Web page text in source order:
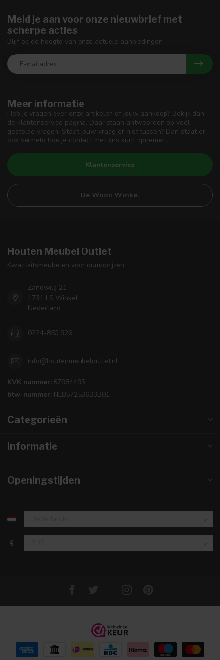
Meer informatie
Heb je vragen over onze artikelen of jouw aankoop? Bekijk dan
de klantenservice pagina. Daar staan antwoorden op veel
gestelde vragen. Staat jouw vraag er niet tussen? Dan staat er
ook vermeld hoe je contact met ons kunt opnemen.
Klantenservice
De Woon Winkel
Meld je aan voor onze nieuwbrief met
scherpe acties
Blijf op de hoogte van onze actuele aanbiedingen
Houten Meubel Outlet
Kwaliteitsmeubelen voor dumpprijzen
Zandwilg 21
1731 LS Winkel
Nederland
0224-850 926
info@houtenmeubeloutlet.nl
KVK nummer: 67984495
btw-nummer: NL857253633B01
Categorieën
Informatie
Openingstijden
€